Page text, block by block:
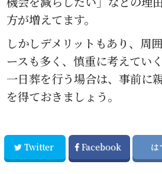
方が増えてます。
しかしデメリットもあり、周
ースも多く、慎重に考えてい
一日葬を行う場合は、事前に
を得ておきましょう。
Twitter Facebook は